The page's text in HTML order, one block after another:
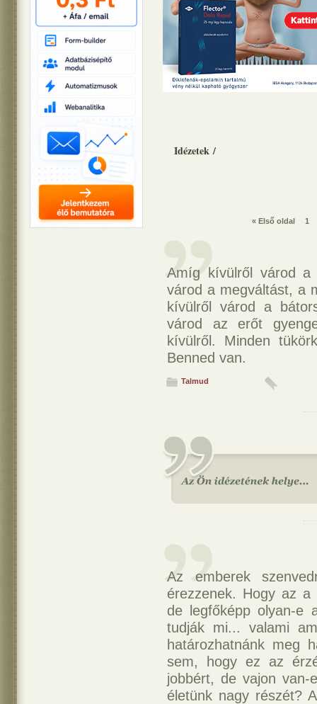
Idézetek /
« Első oldal 1
Amíg kívülről várod
várod a megváltást, a
kívülről várod a
várod az erőt
kívülről. Minden
Benned van.
Talmud
Az emberek
érezzenek. Hogy az a
de legfőképp olyan-e
tudják mi... valami
határozhatnánk meg
sem, hogy ez az
jobbért, de vajon
életünk nagy részét?